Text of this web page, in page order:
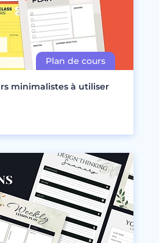
minimalistes à utiliser